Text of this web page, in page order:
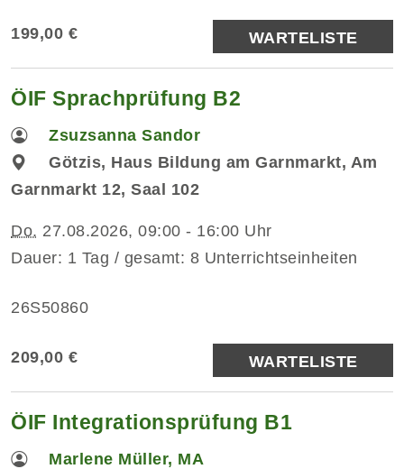
199,00 € WARTELISTE
ÖIF Sprachprüfung B2
Zsuzsanna Sandor
Götzis, Haus Bildung am Garnmarkt, Am
Garnmarkt 12, Saal 102
Do. 27.08.2026, 09:00 - 16:00 Uhr
Dauer: 1 Tag / gesamt: 8 Unterrichtseinheiten
26S50860
209,00 € WARTELISTE
ÖIF Integrationsprüfung B1
Marlene Müller, MA